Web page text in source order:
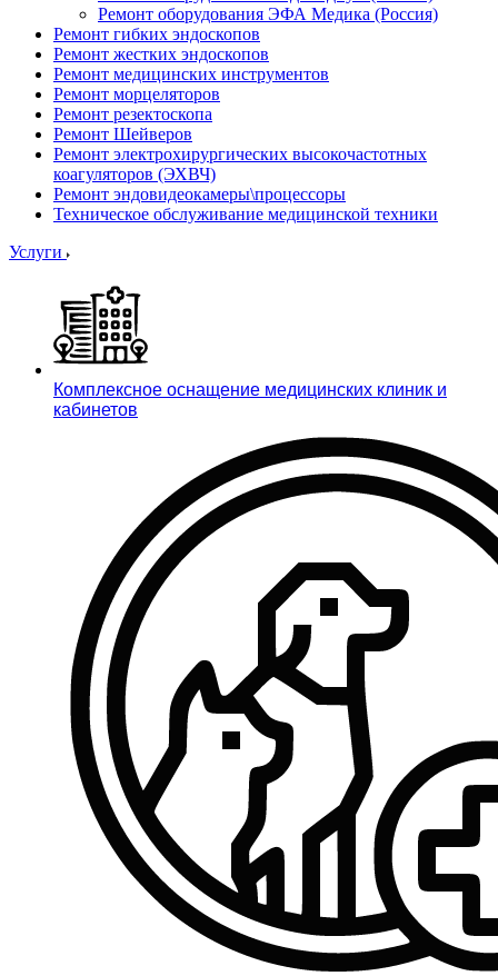
Ремонт оборудования ЭФА Медика (Россия)
Ремонт гибких эндоскопов
Ремонт жестких эндоскопов
Ремонт медицинских инструментов
Ремонт морцеляторов
Ремонт резектоскопа
Ремонт Шейверов
Ремонт электрохирургических высокочастотных
коагуляторов (ЭХВЧ)
Ремонт эндовидеокамеры\процессоры
Техническое обслуживание медицинской техники
Услуги
Комплексное оснащение медицинских клиник и
кабинетов